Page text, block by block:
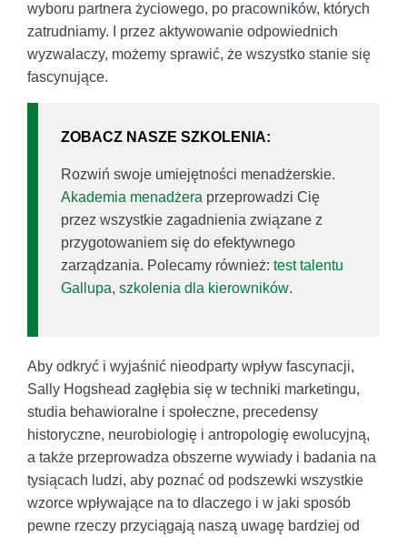
wyboru partnera życiowego, po pracowników, których
zatrudniamy. I przez aktywowanie odpowiednich
wyzwalaczy, możemy sprawić, że wszystko stanie się
fascynujące.
ZOBACZ NASZE SZKOLENIA:
Rozwiń swoje umiejętności menadżerskie.
Akademia menadżera przeprowadzi Cię
przez wszystkie zagadnienia związane z
przygotowaniem się do efektywnego
zarządzania. Polecamy również: test talentu
Gallupa, szkolenia dla kierowników.
Aby odkryć i wyjaśnić nieodparty wpływ fascynacji,
Sally Hogshead zagłębia się w techniki marketingu,
studia behawioralne i społeczne, precedensy
historyczne, neurobiologię i antropologię ewolucyjną,
a także przeprowadza obszerne wywiady i badania na
tysiącach ludzi, aby poznać od podszewki wszystkie
wzorce wpływające na to dlaczego i w jaki sposób
pewne rzeczy przyciągają naszą uwagę bardziej od